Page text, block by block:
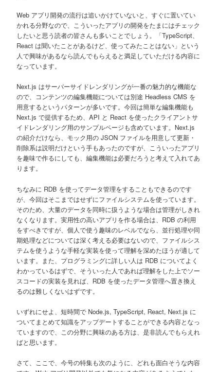
Web アプリ開発の流行は追いかけていないと、すぐに置いてい
かれる分野なので、こういったアプリの開発をたまにはチェック
したいと思う読者の皆さんも多いことでしょう。「TypeScript、
React は聞いたことがあるけど、使ってみたことはない」という
人で興味があるなら読んでもらえると満足していただける内容に
なっています。
Next.js はサーバーサイドレンダリングが一番の魅力的な機能な
ので、コンテンツの編集機能については別途 Headless CMS を
用意するというパターンが多いです。今回は簡単な編集機能も
Next.js で提供するため、API と React を使ったクライアントサ
イドレンダリング用のサンプルページも含めています。Next.js
の紹介だけなら、モック用の JSON ファイルを用意して更新・
削除系は説明だけという手もあったのですが、こういったアプリ
を趣味で作るにしても、編集機能は必要だろうと考えて入れてあ
ります。
ちなみに RDB を使ってデータ管理をすることもできるのです
が、今回はそこまではせずにファイルシステムを使っています。
そのため、大量のデータを同時に扱うような場合は管理がしきれ
なくなります。実用性の高いアプリを作る場合は、RDB の利用
をすべきですが、個人で使う趣味のレベルでなら、並行処理や同
期処理などについては深く考える必要はないので、ファイルシス
テムを使うような手軽な実装を使って理解を深めたほうが適して
います。また、プログラミングに詳しい人は RDB についてよく
わかっているはずで、そういった人であれば理解をした上でソー
スコードの実装を見れば、RDB を使ったデータ管理へ置き換え
るのは難しくないはずです。
いずれにせよ、短時間で Node.js, TypeScript, React, Next.js に
ついてまとめて知識をアップデートすることができる内容となっ
ていますので、この分野に興味のある方は、是非読んでもらえれ
ばと思います。
さて、ここで、今号の特集も次のように、どれも面白そうな内容